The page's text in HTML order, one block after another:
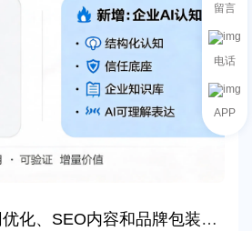
化、SEO内容和品牌包装，
留言
电话
APP